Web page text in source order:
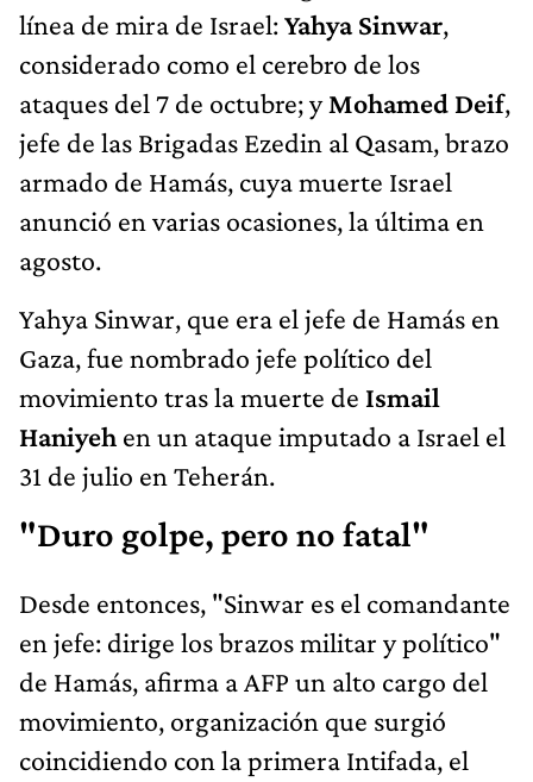
línea de mira de Israel:Yahya Sinwar,
considerado como el cerebro de los
ataques del 7 de octubre; yMohamed Deif,
jefe de las Brigadas Ezedin al Qasam, brazo
armado de Hamás, cuya muerte Israel
anunció en varias ocasiones, la última en
agosto.
Yahya Sinwar, que era el jefe de Hamás en
Gaza, fue nombrado jefe político del
movimiento tras la muerte de Ismail
Haniyeh en un ataque imputado a Israel el
31 de julio en Teherán.
"Duro golpe, pero no fatal"
Desde entonces, "Sinwar es el comandante
en jefe: dirige los brazos militar y político"
de Hamás, afirma a AFP un alto cargo del
movimiento, organización que surgió
coincidiendo con la primera Intifada, el